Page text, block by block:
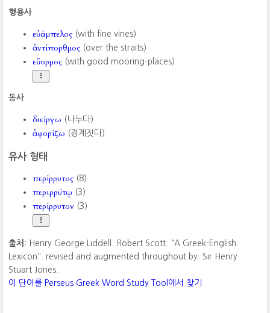
형용사
εὐάμπελος (with fine vines)
ἀντίπορθμος (over the straits)
εὔορμος (with good mooring-places)
동사
διείργω (나누다)
ἀφορίζω (경계짓다)
유사 형태
περίρρυτος (8)
περιρρύτῳ (3)
περίρρυτον (3)
출처: Henry George Liddell. Robert Scott. "A Greek-English
Lexicon". revised and augmented throughout by. Sir Henry
Stuart Jones.
이 단어를 Perseus Greek Word Study Tool에서 찾기